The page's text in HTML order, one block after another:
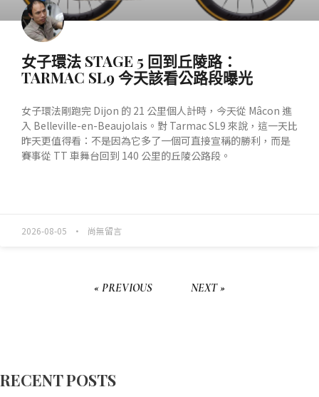
女子環法 STAGE 5 回到丘陵路：
TARMAC SL9 今天該看公路段曝光
女子環法剛跑完 Dijon 的 21 公里個人計時，今天從 Mâcon 進
入 Belleville-en-Beaujolais。對 Tarmac SL9 來說，這一天比
昨天更值得看：不是因為它多了一個可直接宣稱的勝利，而是
賽事從 TT 車舞台回到 140 公里的丘陵公路段。
2026-08-05 尚無留言
« PREVIOUS NEXT »
RECENT POSTS